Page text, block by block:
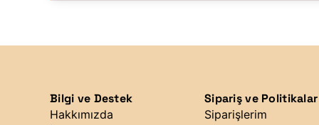
Bilgi ve Destek
Hakkımızda
Sipariş ve Politikalar
Siparişlerim